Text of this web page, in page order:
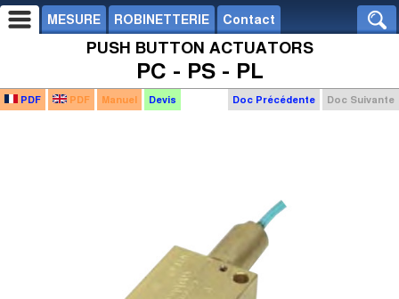
MESURE ROBINETTERIE Contact
PUSH BUTTON ACTUATORS
PC - PS - PL
Doc Précédente Doc Suivante
PDF PDF Manuel Devis